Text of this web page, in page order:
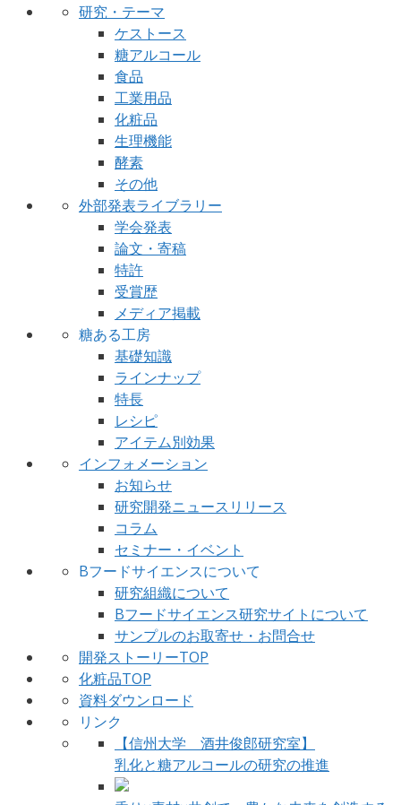
研究・テーマ
ケストース
糖アルコール
食品
工業用品
化粧品
生理機能
酵素
その他
外部発表ライブラリー
学会発表
論文・寄稿
特許
受賞歴
メディア掲載
糖ある工房
基礎知識
ラインナップ
特長
レシピ
アイテム別効果
インフォメーション
お知らせ
研究開発ニュースリリース
コラム
セミナー・イベント
Bフードサイエンスについて
研究組織について
Bフードサイエンス研究サイトについて
サンプルのお取寄せ・お問合せ
開発ストーリーTOP
化粧品TOP
資料ダウンロード
リンク
【信州大学 酒井俊郎研究室】
乳化と糖アルコールの研究の推進